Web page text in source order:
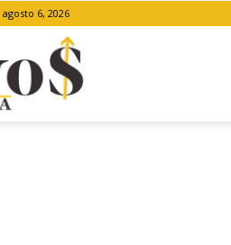
6, 2026